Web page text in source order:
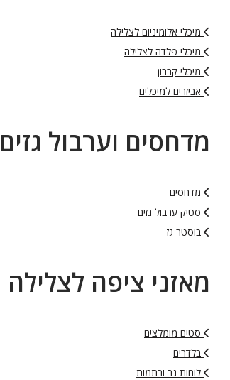
מיכלי אלומיניום לצלילה
מיכלי פלדה לצלילה
מיכלי קרבון
אביזרים למיכלים
מדחסים וערבול גזים
מדחסים
סטיק ערבול גזים
בוסטר גז
מאזני ציפה לצלילה
סטים מומלצים
בלדרים
לוחות גב ורתמות